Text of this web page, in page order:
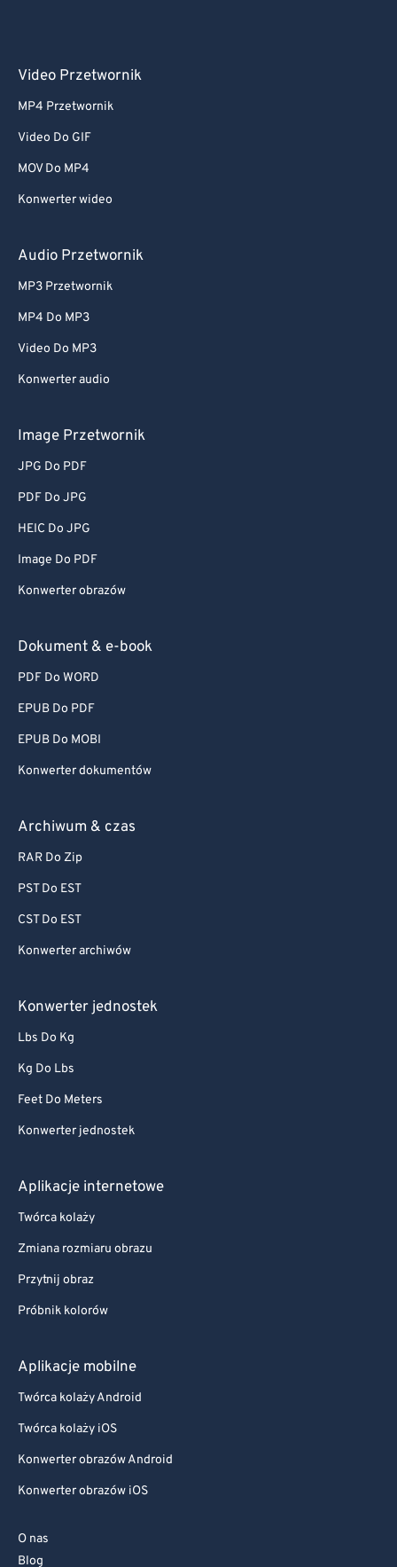
Video Przetwornik
MP4 Przetwornik
Video Do GIF
MOV Do MP4
Konwerter wideo
Audio Przetwornik
MP3 Przetwornik
MP4 Do MP3
Video Do MP3
Konwerter audio
Image Przetwornik
JPG Do PDF
PDF Do JPG
HEIC Do JPG
Image Do PDF
Konwerter obrazów
Dokument & e-book
PDF Do WORD
EPUB Do PDF
EPUB Do MOBI
Konwerter dokumentów
Archiwum & czas
RAR Do Zip
PST Do EST
CST Do EST
Konwerter archiwów
Konwerter jednostek
Lbs Do Kg
Kg Do Lbs
Feet Do Meters
Konwerter jednostek
Aplikacje internetowe
Twórca kolaży
Zmiana rozmiaru obrazu
Przytnij obraz
Próbnik kolorów
Aplikacje mobilne
Twórca kolaży Android
Twórca kolaży iOS
Konwerter obrazów Android
Konwerter obrazów iOS
O nas
Blog